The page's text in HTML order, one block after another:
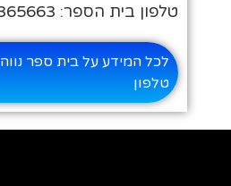
טלפון בית הספר: 03-9365663
לכל המידע על בית ספר נווה
טלפון